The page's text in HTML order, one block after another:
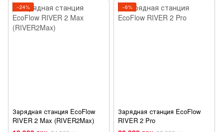
−24%
Зарядная станция EcoFlow
RIVER 2 Max (RIVER2Max)
−6%
Зарядная станция EcoFlow
RIVER 2 Pro